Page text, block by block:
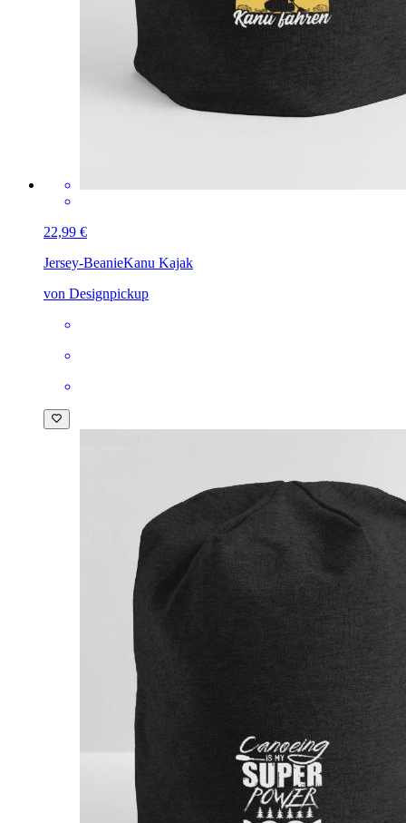
22,99 €
Jersey-BeanieKanu Kajak
von Designpickup